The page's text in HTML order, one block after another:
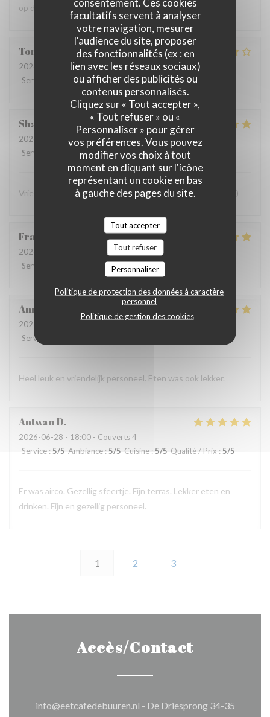
facultatifs servent à analyser
votre navigation, mesurer
l'audience du site, proposer
des fonctionnalités (ex : en
lien avec les réseaux sociaux)
ou afficher des publicités ou
contenus personnalisés.
Cliquez sur « Tout accepter »,
« Tout refuser » ou «
Personnaliser » pour gérer
vos préférences. Vous pouvez
modifier vos choix à tout
moment en cliquant sur l'icône
représentant un cookie en bas
à gauche des pages du site.
Tout accepter
Tout refuser
Personnaliser
Politique de protection des données à caractère
personnel
Politique de gestion des cookies
op de kaart te zetten en een paar keer per jaar te variëren
Tonnie
2026-07-21
- 17:30 - Couverts 8
Service
Ambiance:4/5 Cuisine: 5 /5 Qualité / Prix
Sharissa
2026-07-04
- 12:30 - Couverts 2
Service
Ambiance: 5/5 Cuisine:5/5 Qualité / Prix
Vriendelijk personeel en goed eten! Wat wil je nog meer? :)
Frank
2026-07-04
- 18:00 - Couverts 2
Service
: 5/5 Cuisine /5
Annemie
2026-07-03
Service
/5
Heel leuk en vriendelijk personeel. Eten was ook lekker.
AntwanD
2026-06-28 - 18:00 - Couverts 4
Service :5/5 Ambiance :5/5 Cuisine :5/5 Qualité / Prix :5/5
Er was airco. Gezellig sfeertje. Fijn terras. Lekker eten en
drinken. Fijn en gezellig personeel.
1 2 3
Accès/Contact
info@eetcafedebuuren.nl - De Driesprong 34-35